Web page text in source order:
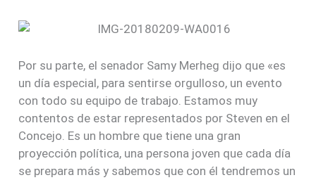
Por su parte, el senador Samy Merheg dijo que «es
un día especial, para sentirse orgulloso, un evento
con todo su equipo de trabajo. Estamos muy
contentos de estar representados por Steven en el
Concejo. Es un hombre que tiene una gran
proyección política, una persona joven que cada día
se prepara más y sabemos que con él tendremos un